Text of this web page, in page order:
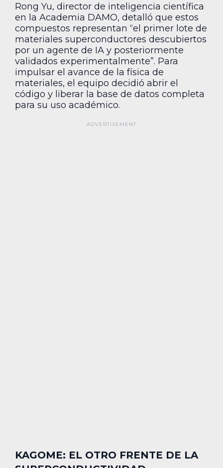
Rong Yu, director de inteligencia científica
en la Academia DAMO, detalló que estos
compuestos representan “el primer lote de
materiales superconductores descubiertos
por un agente de IA y posteriormente
validados experimentalmente”. Para
impulsar el avance de la física de
materiales, el equipo decidió abrir el
código y liberar la base de datos completa
para su uso académico.
KAGOME: EL OTRO FRENTE DE LA